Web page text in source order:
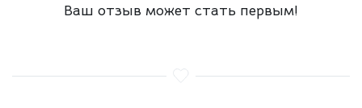
Ваш отзыв может стать первым!